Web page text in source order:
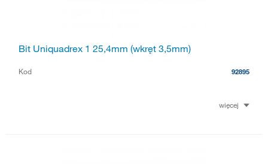
Bit Uniquadrex 1 25,4mm (wkręt 3,5mm)
Kod 92895
więcej